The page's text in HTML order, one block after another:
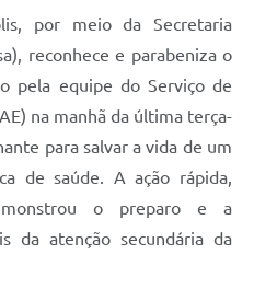
por meio da Secretaria
reconhece e parabeniza o
pela equipe do Serviço de
na manhã da última terça-
para salvar a vida de um
de saúde. A ação rápida,
o preparo e a
da atenção secundária da